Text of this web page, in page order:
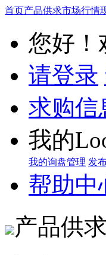
首页产品供求市场行情
您好！
请登录
求购信
我的
我的询盘管理 发
帮助中
产品供求